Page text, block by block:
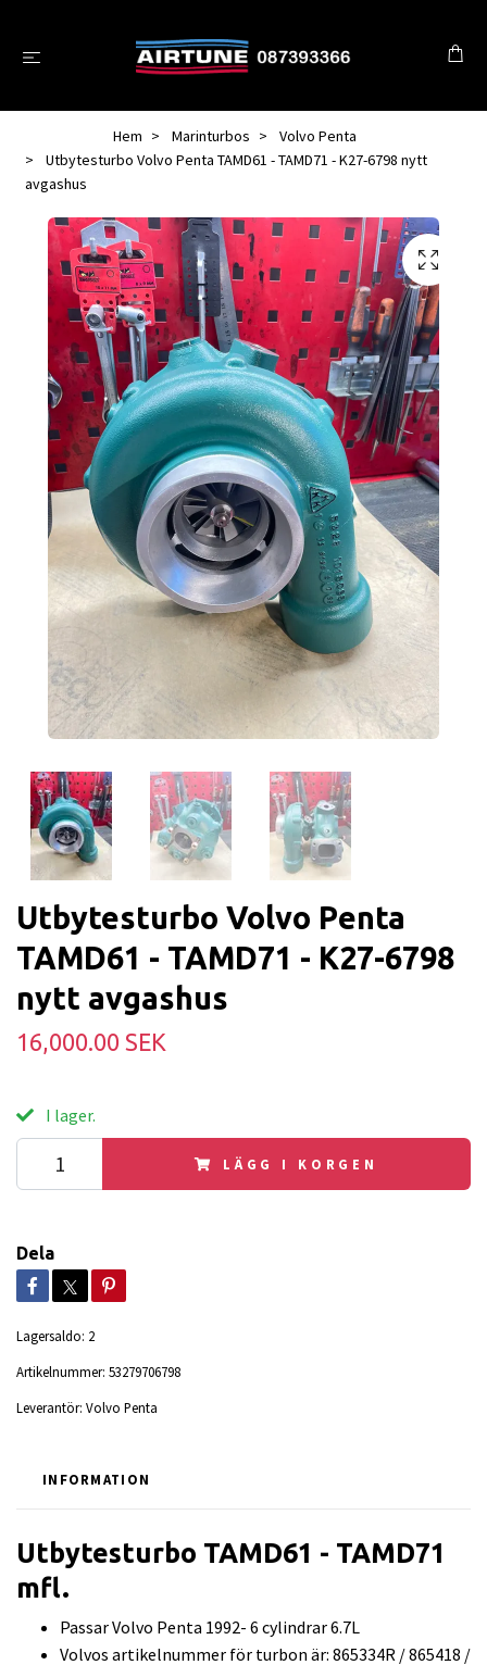
Hem Marinturbos
Volvo Penta
Utbytesturbo Volvo Penta TAMD61 - TAMD71 - K27-6798 nytt
avgashus
Utbytesturbo Volvo Penta
TAMD61 - TAMD71 - K27-6798
nytt avgashus
16,000.00 SEK
I lager.
LÄGG I KORGEN
Dela
Lagersaldo: 2
Artikelnummer: 53279706798
Leverantör: Volvo Penta
INFORMATION
Utbytesturbo TAMD61 - TAMD71
mfl.
Passar Volvo Penta 1992- 6 cylindrar 6.7L
Volvos artikelnummer för turbon är: 865334R / 865418 /